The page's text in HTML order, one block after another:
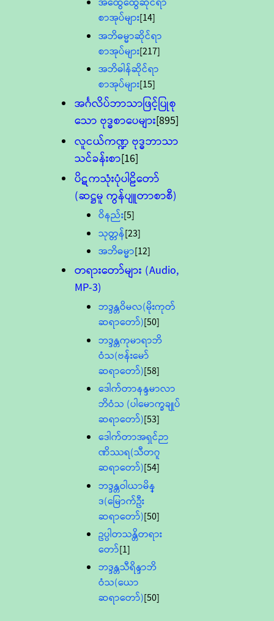
စာအုပ်များ[14]
အဘိဓမ္မာဆိုင်ရာ
စာအုပ်များ[217]
အဘိဓါန်ဆိုင်ရာ
စာအုပ်များ[15]
အင်္ဂလိပ်ဘာသာဖြင့်ပြုစု
သော ဗုဒ္ဓစာပေများ[895]
လူငယ်ကဏ္ဍ ဗုဒ္ဓဘာသာ
သင်ခန်းစာ[16]
ပိဋကသုံးပုံပါဠိတော်
(ဆဋ္ဌမူ ကွန်ပျူတာစာစီ)
ဝိနည်း[5]
သုတ္တန်[23]
အဘိဓမ္မာ[12]
တရားတော်များ (Audio,
MP-3)
ဘဒ္ဒန္တဝိမလ(မိုးကုတ်
ဆရာတော်)[50]
ဘဒ္ဒန္တကုမာရာဘိ
ဝံသ(ဗန်းမော်
ဆရာတော်)[58]
ဒေါက်တာနန္ဒမာလာ
ဘိဝံသ (ပါမောက္ခချုပ်
ဆရာတော်)[53]
ဒေါက်တာအရှင်ဉာ
ဏိဿရ(သီတဂူ
ဆရာတော်)[54]
ဘဒ္ဒန္တဝါယာမိန္
ဒ(မြောက်ဦး
ဆရာတော်)[50]
ဥပ္ပါတသန္တိတရား
တော်[1]
ဘဒ္ဒန္တသီရိန္ဒာဘိ
ဝံသ(ယော
ဆရာတော်)[50]